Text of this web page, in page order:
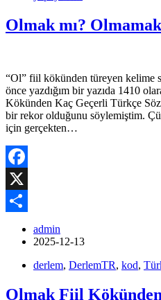
Olmak mı?
“Ol” fiil kökünden türeyen kelime
önce yazdığım bir yazıda 1410
Kökünden Kaç Geçerli Türkçe
bir rekor olduğunu söylemiştim.
için gerçekten…
Facebook
X
admin
2025-12-13
derlem, DerlemTR, kod,
Olmak Fiil